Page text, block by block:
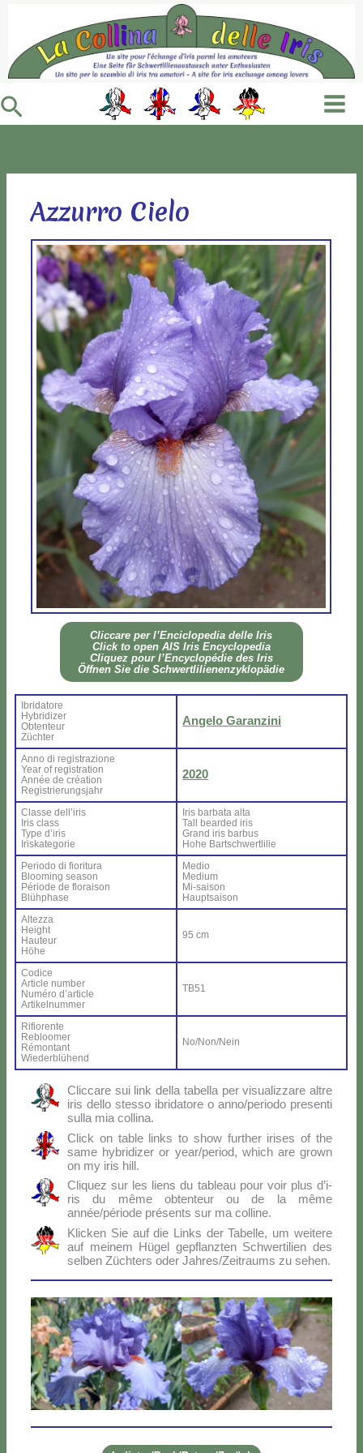
contenuto
Cerca
Azzurro Cielo
Clic­ca­re per l’En­ci­clo­pe­dia del­le Iris
Click to open AIS Iris En­cy­clo­pe­dia
Cli­quez pour l’En­cy­clo­pé­die des Iris
Öff­nen Sie die Sch­wer­tli­lie­nen­zy­klo­pä­die
Ibri­da­to­re
Hy­bri­di­zer
Ob­ten­teur
Zü­ch­ter
An­ge­lo Ga­ran­zi­ni
An­no di re­gi­stra­zio­ne
Year of re­gi­stra­tion
An­née de créa­tion
Re­gi­strie­rung­sjahr
2020
Clas­se del­l’i­ris
Iris class
Ty­pe d’i­ris
Iri­ska­te­go­rie
Iris bar­ba­ta al­ta
Tall bear­ded iris
Grand iris bar­bus
Ho­he Bar­ts­ch­wer­tli­lie
Pe­rio­do di fio­ri­tu­ra
Bloo­ming sea­son
Pé­rio­de de flo­rai­son
Blü­h­pha­se
Me­dio
Me­dium
Mi-sai­son
Haup­tsai­son
Al­tez­za
Height
Hau­teur
Hö­he
95 cm
Co­di­ce
Ar­ti­cle num­ber
Nu­mé­ro d’ar­ti­cle
Ar­ti­kel­num­mer
TB51
Ri­fio­ren­te
Re­bloo­mer
Ré­mon­tant
Wie­der­blü­hend
No/Non/Nein
Clic­ca­re sui link del­la ta­bel­la per vi­sua­liz­za­re al­tre
iris del­lo stes­so ibri­da­to­re o anno/periodo pre­sen­ti
sul­la mia col­li­na.
Click on ta­ble links to show fur­ther iri­ses of the
sa­me hy­bri­di­zer or year/period, which are gro­wn
on my iris hill.
Cli­quez sur les liens du ta­bleau pour voir plus d’i­
ris du mê­me ob­ten­teur ou de la mê­me
année/période pré­sen­ts sur ma col­li­ne.
Klic­ken Sie auf die Links der Ta­bel­le, um wei­te­re
auf mei­nem Hü­gel ge­p­flanz­ten Sch­wer­ti­lien des
sel­ben Zü­ch­ters oder Jahres/Zeitraums zu se­hen.